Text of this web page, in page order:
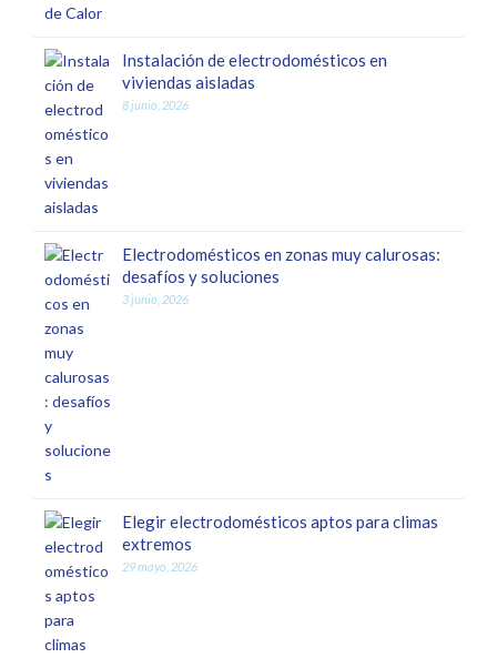
Instalación de electrodomésticos en
viviendas aisladas
8 junio, 2026
Electrodomésticos en zonas muy calurosas:
desafíos y soluciones
3 junio, 2026
Elegir electrodomésticos aptos para climas
extremos
29 mayo, 2026